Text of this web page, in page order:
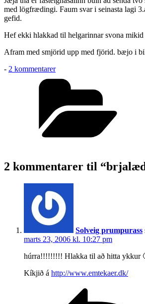
med lögfrædingi. Faum svar i seinasta lagi
gefid.
Hef ekki hlakkad til helgarinnar svona mikid
Afram med smjörid upp med fjörid. bæjo i
- 2 kommentarertil
brjalædi
2 kommentarer til
Solveig prumpurass
marts 23, 2006 kl. 10:27 pm
húrra!!!!!!!!! Hlakka til að hitta ykkur
Kíkjið á http://www.emtekaer.dk/